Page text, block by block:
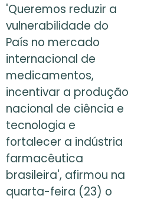
'Queremos reduzir a
vulnerabilidade do
País no mercado
internacional de
medicamentos,
incentivar a produção
nacional de ciência e
tecnologia e
fortalecer a indústria
farmacêutica
brasileira', afirmou na
quarta-feira (23) o